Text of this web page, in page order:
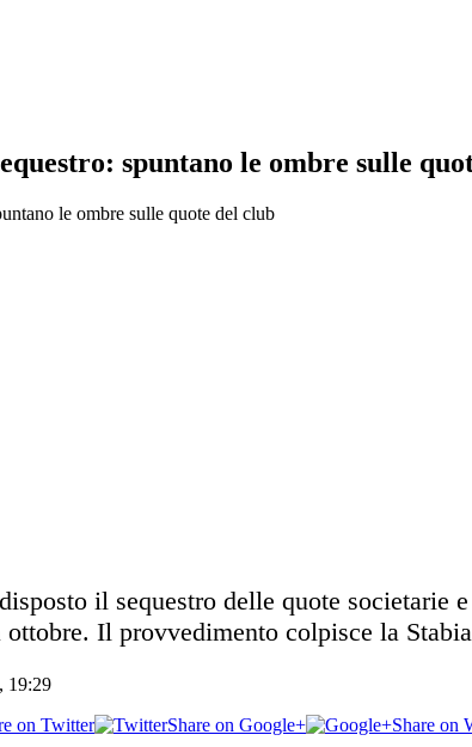
spuntano le ombre sulle
il sequestro delle quote societarie
Il provvedimento colpisce la
19:29
on Twitter Share on Google+
Share on